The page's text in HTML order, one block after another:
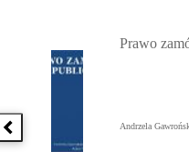
Poprzednia książka
Prawo
Andrzela